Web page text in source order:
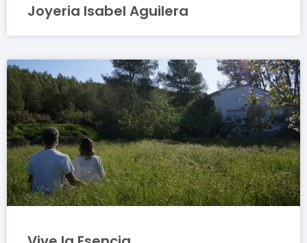
Joyeria Isabel Aguilera